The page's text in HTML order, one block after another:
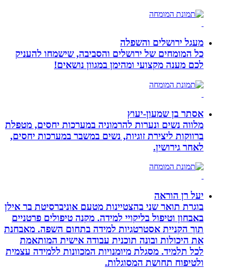
מעגל ירושלים והשפלה
כל המומחים של ירושלים והסביבה, שישמחו להעניק
לכם מענה מקצועי ומהימן במגוון נושאים!
אסתר בן שמעון-יעוץ
מלווה נשים ונערות להרמוניה במערכות יחסים, מטפלת
ברווקות ליצירת זוגיות, נשים במשבר במערכות יחסים,
לאחר גירושין.
יעל רן הוראה
בוגרת תואר שני בהצטיינות מטעם אוניברסיטת בר אילן
באבחון וטיפול בליקויי למידה. מקנה טיפולים פרטניים
תוך הקניית אסטרטגיות למידה בתחום השפה. מאבחנת
את היכולות ובונה תוכנית עבודה אישית המותאמת
לכל תלמיד. מסגלת מיומנויות המכוונות ללמידה עצמית
ולטיפוח תחושת המסוגלות.